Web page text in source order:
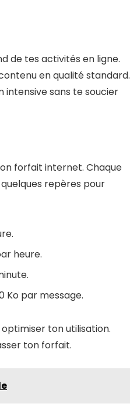
de tes activités en ligne.
en qualité standard.
intensive sans te soucier
forfait internet. Chaque
repères pour
heure.
Ko par message.
ton utilisation.
ton forfait.